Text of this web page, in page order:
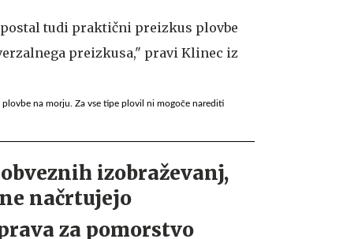
na morju. Za vse tipe plovil ni mogoče narediti
izobraževanj,
načrtujejo